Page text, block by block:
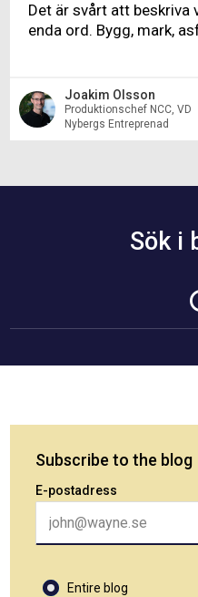
Det är svårt att beskriva
enda ord. Bygg, mark,
Joakim Olsson
Produktionschef NCC, VD
Nybergs Entreprenad
Sök i
Subscribe to the blog
E-postadress
Entire blog